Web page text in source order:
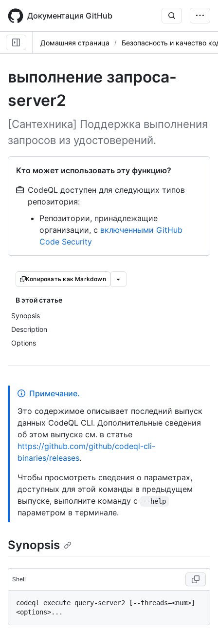
main
content
Документация GitHub
Домашняя страница Безопасность и качество
выполнение запроса-
server2
[Сантехника] Поддержка выполнения
запросов из удостоверений.
Кто может использовать эту функцию?
CodeQL доступен для следующих типов
репозитория:
Репозитории, принадлежащие
организации, с включенными GitHub
Code Security
Копировать как Markdown
В этой статье
Synopsis
Description
Options
Примечание.
Это содержимое описывает последний выпуск
данных CodeQL CLI. Дополнительные сведения
об этом выпуске см. в статье
https://github.com/github/codeql-cli-
binaries/releases.
Чтобы просмотреть сведения о параметрах,
доступных для этой команды в предыдущем
выпуске, выполните команду с
--help
параметром в терминале.
Synopsis
Shell
codeql execute query-server2 [--threads=<num>]